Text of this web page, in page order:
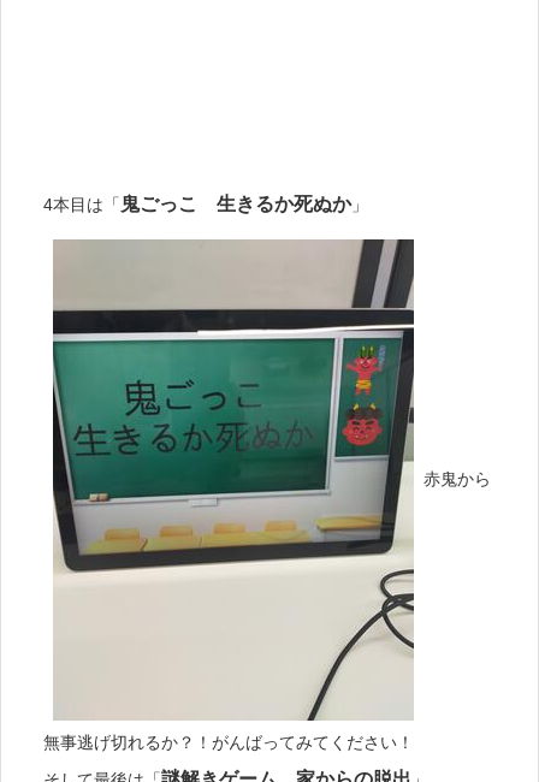
4本目は「 鬼ごっこ 生きるか死ぬか」
赤鬼から
無事逃げ切れるか？！がんばってみてください！